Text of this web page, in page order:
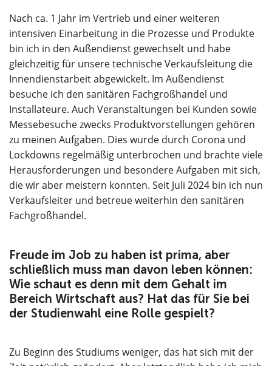
Nach ca. 1 Jahr im Vertrieb und einer weiteren
intensiven Einarbeitung in die Prozesse und Produkte
bin ich in den Außendienst gewechselt und habe
gleichzeitig für unsere technische Verkaufsleitung die
Innendienstarbeit abgewickelt. Im Außendienst
besuche ich den sanitären Fachgroßhandel und
Installateure. Auch Veranstaltungen bei Kunden sowie
Messebesuche zwecks Produktvorstellungen gehören
zu meinen Aufgaben. Dies wurde durch Corona und
Lockdowns regelmäßig unterbrochen und brachte viele
Herausforderungen und besondere Aufgaben mit sich,
die wir aber meistern konnten. Seit Juli 2024 bin ich nun
Verkaufsleiter und betreue weiterhin den sanitären
Fachgroßhandel.
Freude im Job zu haben ist prima, aber
schließlich muss man davon leben können:
Wie schaut es denn mit dem Gehalt im
Bereich Wirtschaft aus? Hat das für Sie bei
der Studienwahl eine Rolle gespielt?
Zu Beginn des Studiums weniger, das hat sich mit der